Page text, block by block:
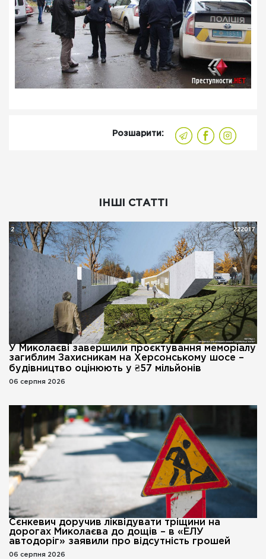
Розшарити:
ІНШІ СТАТТІ
У Миколаєві завершили проєктування меморіалу
загиблим Захисникам на Херсонському шосе –
будівництво оцінюють у ₴57 мільйонів
06 серпня 2026
Сєнкевич доручив ліквідувати тріщини на
дорогах Миколаєва до дощів – в «ЕЛУ
автодоріг» заявили про відсутність грошей
06 серпня 2026